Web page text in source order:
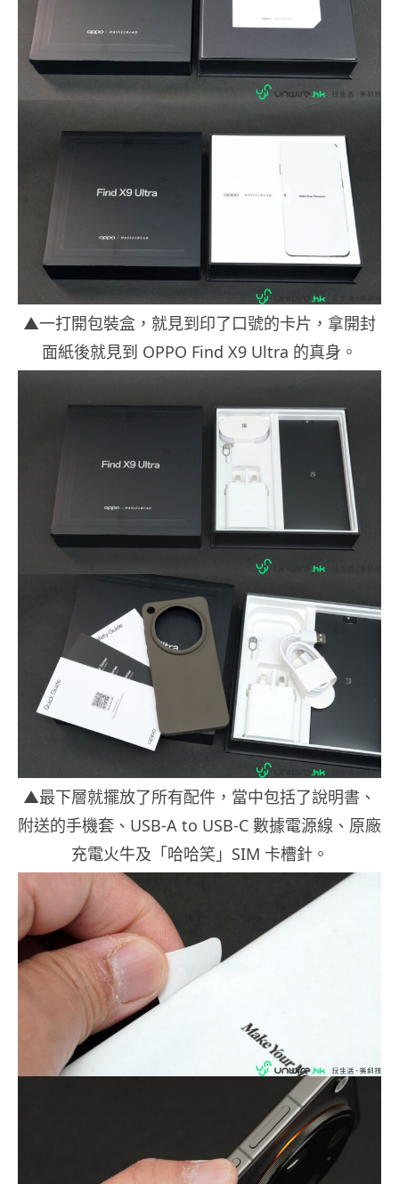
▲一打開包裝盒，就見到印了口號的卡片，拿開封
面紙後就見到 OPPO Find X9 Ultra 的真身。
▲最下層就擺放了所有配件，當中包括了說明書、
附送的手機套、USB-A to USB-C 數據電源線、原廠
充電火牛及「哈哈笑」SIM 卡槽針。